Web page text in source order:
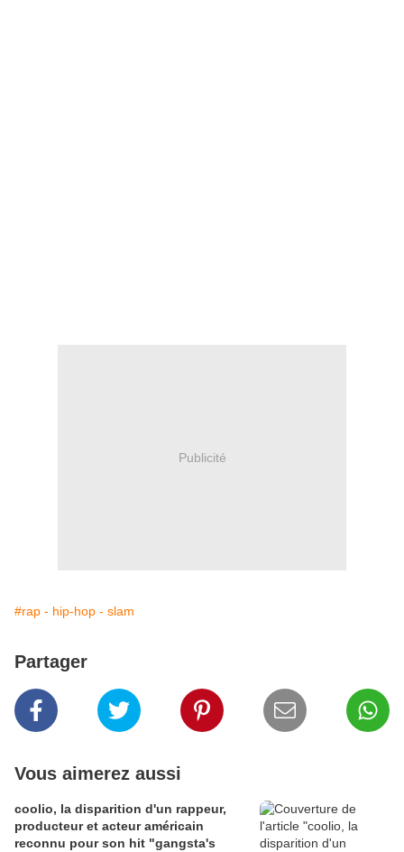
Publicité
#rap - hip-hop - slam
Partager
Vous aimerez aussi
coolio, la disparition d'un rappeur,
producteur et acteur américain
reconnu pour son hit "gangsta's